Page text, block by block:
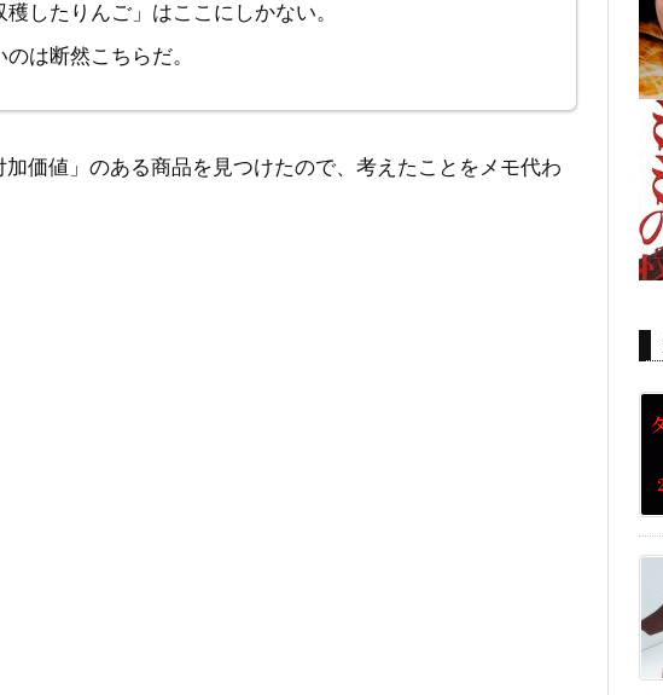
したりんご」はここにしかない。
は断然こちらだ。
価値」のある商品を見つけたので、考えたことをメモ代わ